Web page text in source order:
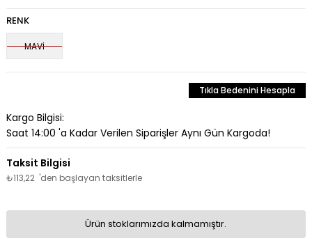
RENK
MAVİ
Tıkla Bedenini Hesapla
Kargo Bilgisi:
Saat 14:00 'a Kadar Verilen Siparişler Aynı Gün Kargoda!
₺113,22 'den başlayan taksitlerle
Ürün stoklarımızda kalmamıştır.